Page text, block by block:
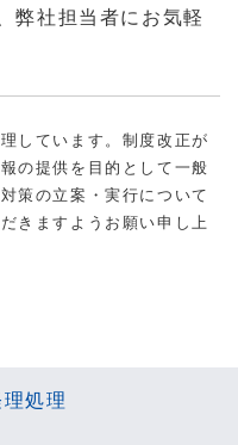
弊社担当者にお気軽
しています。制度改正が
の提供を目的として一般
策の立案・実行について
きますようお願い申し上
処理